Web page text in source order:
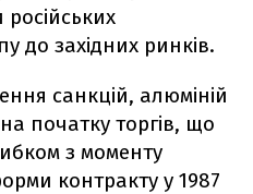
російських
до західних ринків.
санкцій, алюміній
початку торгів, що
з моменту
контракту у 1987